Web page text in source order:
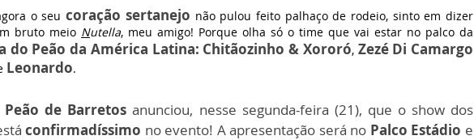
o seucoração sertanejo não pulou feito palhaço de rodeio, sinto em dizer
bruto meio Nutella, meu amigo! Porque olha só o time que vai estar no palco da
do Peão da América Latina: Chitãozinho & Xororó,Zezé Di Camargo
Leonardo.
Peão de Barretos anunciou, nesse segunda-feira (21), que o show dos
confirmadíssimo no evento! A apresentação será no Palco Estádio e